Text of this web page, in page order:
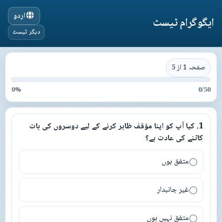
ایگوگرام ٹیسٹ اردو
دیگر ٹیسٹ
صفحہ 1 از 5
0/50
0%
1
.کیا آپ کو اپنا مؤقف ظاہر کرنے کے لیے دوسروں کی بات کاٹنے کی 1
.کیا آپ کو اپنا مؤقف ظاہر کرنے کے لیے دوسروں کی بات
کاٹنے کی عادت ہے؟
متفق ہوں
غیر جانبدار
متفق نہیں ہوں